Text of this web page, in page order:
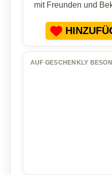
mit Freunden und
AUF GESCHENKLY